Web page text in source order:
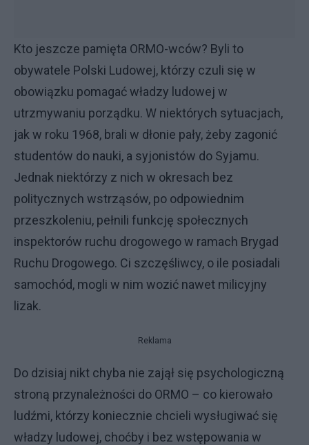
Kto jeszcze pamięta ORMO-wców? Byli to
obywatele Polski Ludowej, którzy czuli się w
obowiązku pomagać władzy ludowej w
utrzmywaniu porządku. W niektórych sytuacjach,
jak w roku 1968, brali w dłonie pały, żeby zagonić
studentów do nauki, a syjonistów do Syjamu.
Jednak niektórzy z nich w okresach bez
politycznych wstrząsów, po odpowiednim
przeszkoleniu, pełnili funkcję społecznych
inspektorów ruchu drogowego w ramach Brygad
Ruchu Drogowego. Ci szczęśliwcy, o ile posiadali
samochód, mogli w nim wozić nawet milicyjny
lizak.
Reklama
Do dzisiaj nikt chyba nie zajął się psychologiczną
stroną przynależności do ORMO – co kierowało
ludźmi, którzy koniecznie chcieli wysługiwać się
władzy ludowej, choćby i bez wstępowania w